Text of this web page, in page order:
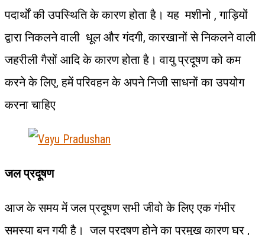
पदार्थों की उपस्थिति के कारण होता है। यह मशीनो , गाड़ियों
द्वारा निकलने वाली धूल और गंदगी, कारखानों से निकलने वाली
जहरीली गैसों आदि के कारण होता है। वायु प्रदूषण को कम
करने के लिए, हमें परिवहन के अपने निजी साधनों का उपयोग
करना चाहिए
जल प्रदूषण
आज के समय में जल प्रदूषण सभी जीवो के लिए एक गंभीर
समस्या बन गयी है। जल प्रदूषण होने का प्रमुख कारण घर ,